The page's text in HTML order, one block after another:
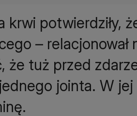
krwi potwierdziły,
– relacjonował
że tuż przed
jointa. W